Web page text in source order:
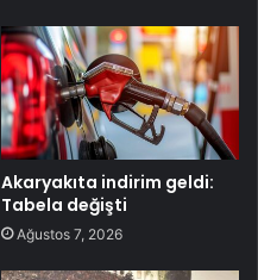
Akaryakıta indirim geldi:
Tabela değişti
Ağustos 7, 2026